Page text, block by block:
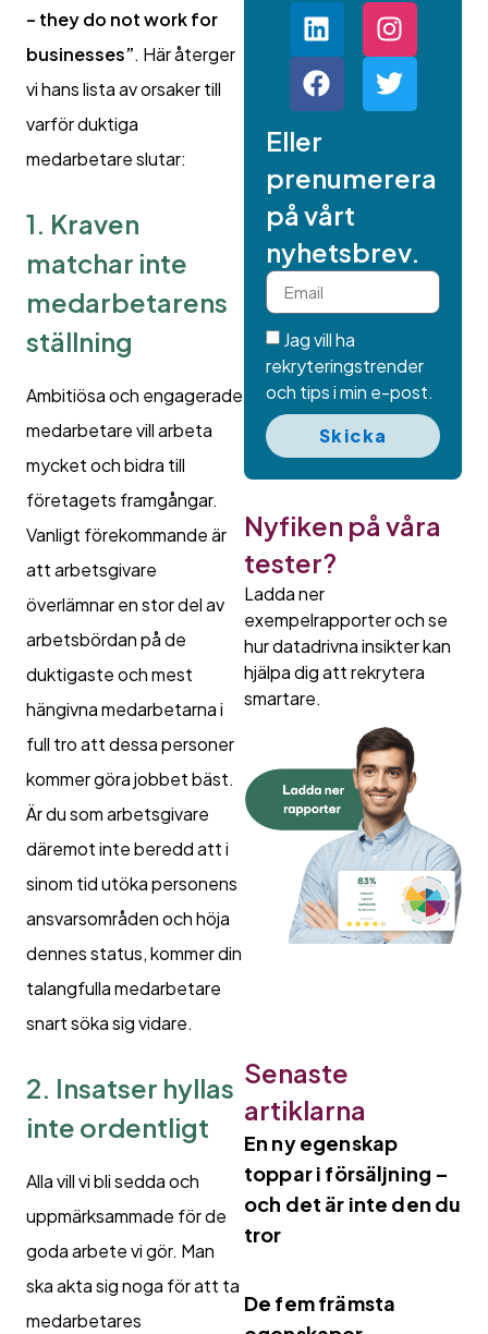
– they do not work for
businesses”. Här återger
vi hans lista av orsaker till
varför duktiga
medarbetare slutar:
1. Kraven
matchar inte
medarbetarens
ställning
Ambitiösa och engagerade
medarbetare vill arbeta
mycket och bidra till
företagets framgångar.
Vanligt förekommande är
att arbetsgivare
överlämnar en stor del av
arbetsbördan på de
duktigaste och mest
hängivna medarbetarna i
full tro att dessa personer
kommer göra jobbet bäst.
Är du som arbetsgivare
däremot inte beredd att i
sinom tid utöka personens
ansvarsområden och höja
dennes status, kommer din
talangfulla medarbetare
snart söka sig vidare.
2. Insatser hyllas
inte ordentligt
Alla vill vi bli sedda och
uppmärksammade för de
goda arbete vi gör. Man
ska akta sig noga för att ta
medarbetares
Eller
prenumerera
på vårt
nyhetsbrev.
Jag vill ha
rekryteringstrender
och tips i min e-post.
Skicka
Nyfiken på våra
tester?
Ladda ner
exempelrapporter och se
hur datadrivna insikter kan
hjälpa dig att rekrytera
smartare.
Senaste
artiklarna
En ny egenskap
toppar i försäljning –
och det är inte den du
tror
De fem främsta